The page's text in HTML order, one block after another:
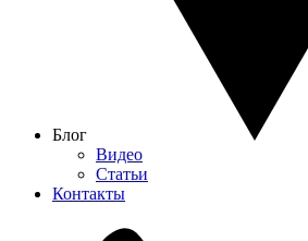
Блог
Видео
Статьи
Контакты